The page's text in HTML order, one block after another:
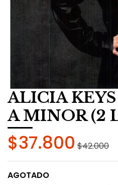
ALICIA
A MINOR (2
$37.800 $42.000
AGOTADO